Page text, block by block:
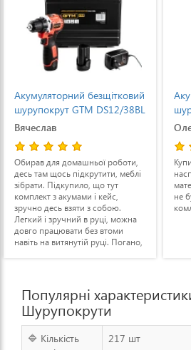
Акумуляторний безщітковий
шурупокрут GTM DS12/38BL
+ 2 АКБ і ЗП у кейсі
(DS12/38BL)
Вячеслав
Обирав для домашньої роботи,
десь там щось підкрутити, меблі
зібрати. Підкупило, що тут
комплект з акумами і кейс,
зручно десь взяти з собою.
Легкий і зручний в руці, можна
довго працювати без втоми
навіть на витянутій руці. Погано,
не
Популярні
Шурупокрути
🔷 Кількість
217 шт